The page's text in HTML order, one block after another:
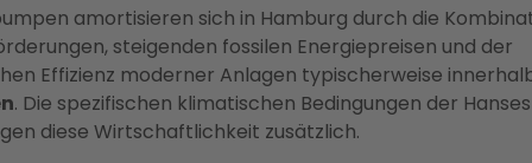
amortisieren sich in Hamburg durch die
steigenden fossilen Energiepreisen und der
Effizienz moderner Anlagen typischerweise
. Die spezifischen klimatischen Bedingungen der
diese Wirtschaftlichkeit zusätzlich.